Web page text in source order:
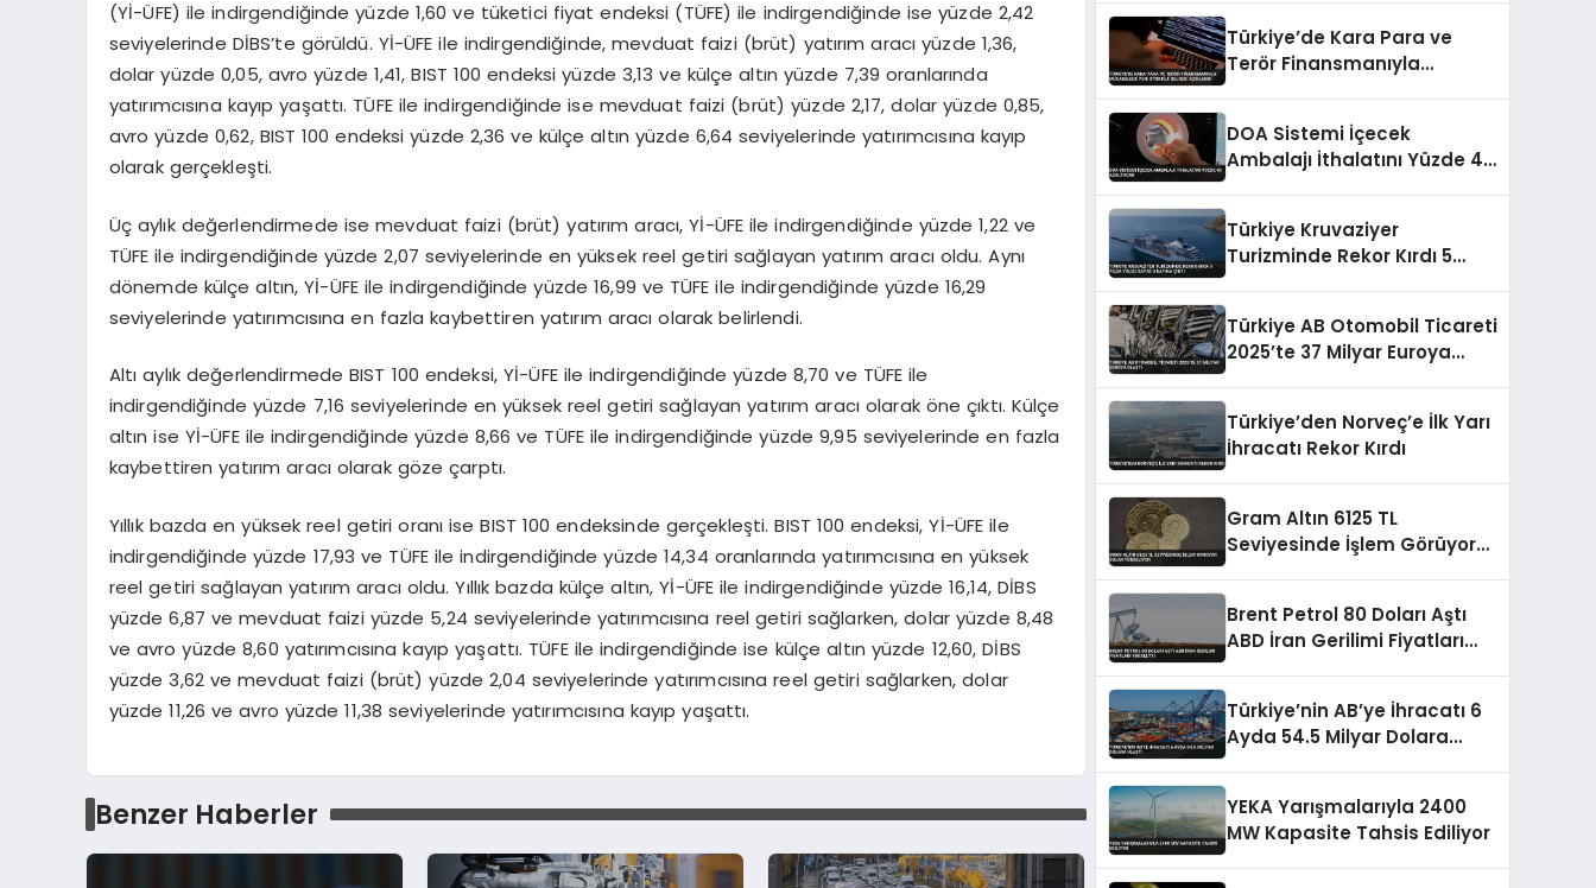
(Yİ-ÜFE) ile indirgendiğinde yüzde 1,60 ve tüketici fiyat endeksi (TÜFE) ile indirgendiğinde ise yüzde 2,42
seviyelerinde DİBS’te görüldü. Yİ-ÜFE ile indirgendiğinde, mevduat faizi (brüt) yatırım aracı yüzde 1,36,
dolar yüzde 0,05, avro yüzde 1,41, BIST 100 endeksi yüzde 3,13 ve külçe altın yüzde 7,39 oranlarında
yatırımcısına kayıp yaşattı. TÜFE ile indirgendiğinde ise mevduat faizi (brüt) yüzde 2,17, dolar yüzde 0,85,
avro yüzde 0,62, BIST 100 endeksi yüzde 2,36 ve külçe altın yüzde 6,64 seviyelerinde yatırımcısına kayıp
olarak gerçekleşti.
Üç aylık değerlendirmede ise mevduat faizi (brüt) yatırım aracı, Yİ-ÜFE ile indirgendiğinde yüzde 1,22 ve
TÜFE ile indirgendiğinde yüzde 2,07 seviyelerinde en yüksek reel getiri sağlayan yatırım aracı oldu. Aynı
dönemde külçe altın, Yİ-ÜFE ile indirgendiğinde yüzde 16,99 ve TÜFE ile indirgendiğinde yüzde 16,29
seviyelerinde yatırımcısına en fazla kaybettiren yatırım aracı olarak belirlendi.
Altı aylık değerlendirmede BIST 100 endeksi, Yİ-ÜFE ile indirgendiğinde yüzde 8,70 ve TÜFE ile
indirgendiğinde yüzde 7,16 seviyelerinde en yüksek reel getiri sağlayan yatırım aracı olarak öne çıktı. Külçe
altın ise Yİ-ÜFE ile indirgendiğinde yüzde 8,66 ve TÜFE ile indirgendiğinde yüzde 9,95 seviyelerinde en fazla
kaybettiren yatırım aracı olarak göze çarptı.
Yıllık bazda en yüksek reel getiri oranı ise BIST 100 endeksinde gerçekleşti. BIST 100 endeksi, Yİ-ÜFE ile
indirgendiğinde yüzde 17,93 ve TÜFE ile indirgendiğinde yüzde 14,34 oranlarında yatırımcısına en yüksek
reel getiri sağlayan yatırım aracı oldu. Yıllık bazda külçe altın, Yİ-ÜFE ile indirgendiğinde yüzde 16,14, DİBS
yüzde 6,87 ve mevduat faizi yüzde 5,24 seviyelerinde yatırımcısına reel getiri sağlarken, dolar yüzde 8,48
ve avro yüzde 8,60 yatırımcısına kayıp yaşattı. TÜFE ile indirgendiğinde ise külçe altın yüzde 12,60, DİBS
yüzde 3,62 ve mevduat faizi (brüt) yüzde 2,04 seviyelerinde yatırımcısına reel getiri sağlarken, dolar
yüzde 11,26 ve avro yüzde 11,38 seviyelerinde yatırımcısına kayıp yaşattı.
Benzer Haberler
Türkiye’de Kara Para ve
Terör Finansmanıyla
DOA Sistemi İçecek
Ambalajı İthalatını Yüzde 40
Türkiye Kruvaziyer
Turizminde Rekor Kırdı 5
Türkiye AB Otomobil Ticareti
2025’te 37 Milyar Euroya
Türkiye’den Norveç’e İlk Yarı
İhracatı Rekor Kırdı
Gram Altın 6125 TL
Seviyesinde İşlem Görüyor
Brent Petrol 80 Doları Aştı
ABD İran Gerilimi Fiyatları
Türkiye’nin AB’ye İhracatı 6
Ayda 54.5 Milyar Dolara
YEKA Yarışmalarıyla 2400
MW Kapasite Tahsis Ediliyor